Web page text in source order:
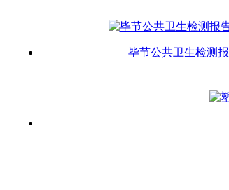
毕节公共卫生检测